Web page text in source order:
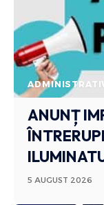
ANUNȚ
5 AUGUST 2026